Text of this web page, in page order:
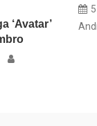
‘Avatar’